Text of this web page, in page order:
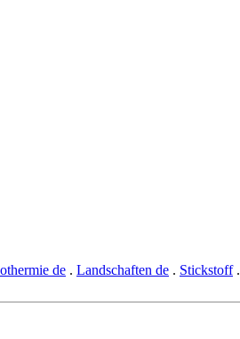
de . Landschaften de . Stickstoff.